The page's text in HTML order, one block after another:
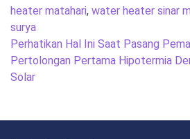
heater matahari, water heater sinar
surya
Post
Perhatikan Hal Ini Saat Pasang
Pertolongan Pertama Hipotermia
Solar